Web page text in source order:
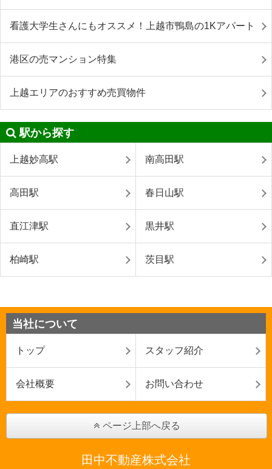
看護大学生さんにもオススメ！上越市鴨島の1Kアパート
港区の売マンション特集
上越エリアのおすすめ売買物件
駅から探す
上越妙高駅 南高田駅
高田駅 春日山駅
直江津駅 黒井駅
柏崎駅 茨目駅
当社について
トップ スタッフ紹介
会社概要 お問い合わせ
ページ上部へ戻る
田中不動産株式会社